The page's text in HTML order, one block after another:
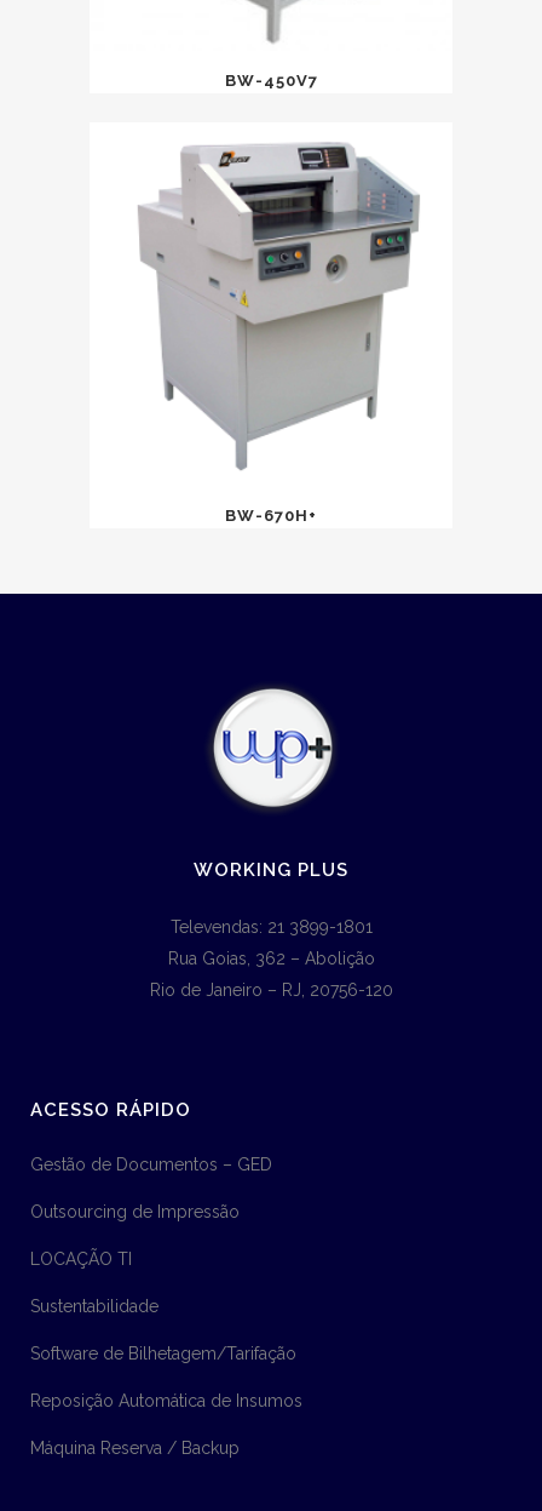
BW-450V7
BW-670H+
WORKING PLUS
Televendas: 21 3899-1801
Rua Goias, 362 – Abolição
Rio de Janeiro – RJ, 20756-120
ACESSO RÁPIDO
Gestão de Documentos – GED
Outsourcing de Impressão
LOCAÇÃO TI
Sustentabilidade
Software de Bilhetagem/Tarifação
Reposição Automática de Insumos
Máquina Reserva / Backup